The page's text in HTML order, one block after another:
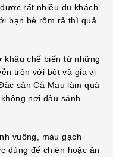
rất nhiều du khách
bạn bè rôm rả thì quả
khâu chế biến từ những
trộn với bột và gia vị
sản Cà Mau làm quà
nơi đâu sánh
vuông, màu gạch
dùng để chiên hoặc ăn